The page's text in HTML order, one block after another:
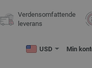
Verdensomfattende
leverans
USD Min